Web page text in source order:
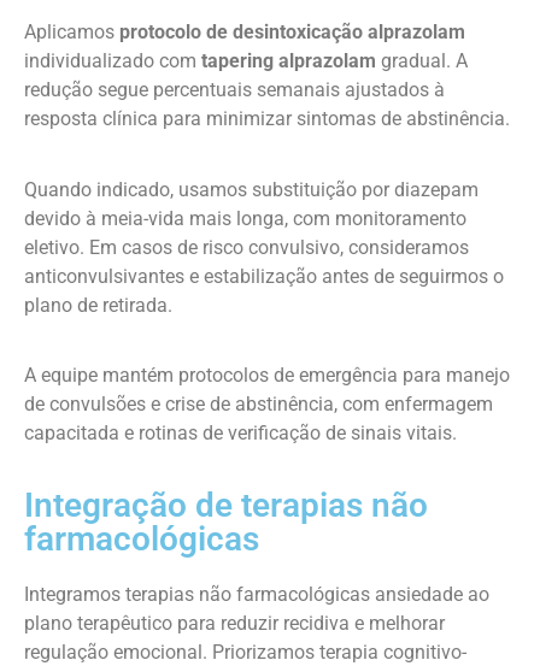
Aplicamos protocolo de desintoxicação alprazolam
individualizado com tapering alprazolam gradual. A
redução segue percentuais semanais ajustados à
resposta clínica para minimizar sintomas de abstinência.
Quando indicado, usamos substituição por diazepam
devido à meia-vida mais longa, com monitoramento
eletivo. Em casos de risco convulsivo, consideramos
anticonvulsivantes e estabilização antes de seguirmos o
plano de retirada.
A equipe mantém protocolos de emergência para manejo
de convulsões e crise de abstinência, com enfermagem
capacitada e rotinas de verificação de sinais vitais.
Integração de terapias não
farmacológicas
Integramos terapias não farmacológicas ansiedade ao
plano terapêutico para reduzir recidiva e melhorar
regulação emocional. Priorizamos terapia cognitivo-